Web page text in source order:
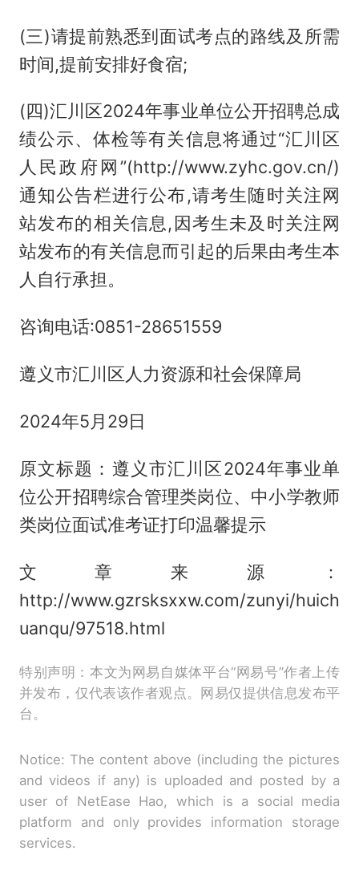
(三)请提前熟悉到面试考点的路线及所需
时间,提前安排好食宿;
(四)汇川区2024年事业单位公开招聘总成
绩公示、体检等有关信息将通过“汇川区
人民政府网”(http://www.zyhc.gov.cn/)
通知公告栏进行公布,请考生随时关注网
站发布的相关信息,因考生未及时关注网
站发布的有关信息而引起的后果由考生本
人自行承担。
咨询电话:0851-28651559
遵义市汇川区人力资源和社会保障局
2024年5月29日
原文标题：遵义市汇川区2024年事业单
位公开招聘综合管理类岗位、中小学教师
类岗位面试准考证打印温馨提示
文章来源：
http://www.gzrsksxxw.com/zunyi/huich
uanqu/97518.html
特别声明：本文为网易自媒体平台“网易号”作者上传
并发布，仅代表该作者观点。网易仅提供信息发布平
台。
Notice: The content above (including the pictures
and videos if any) is uploaded and posted by a
user of NetEase Hao, which is a social media
platform and only provides information storage
services.